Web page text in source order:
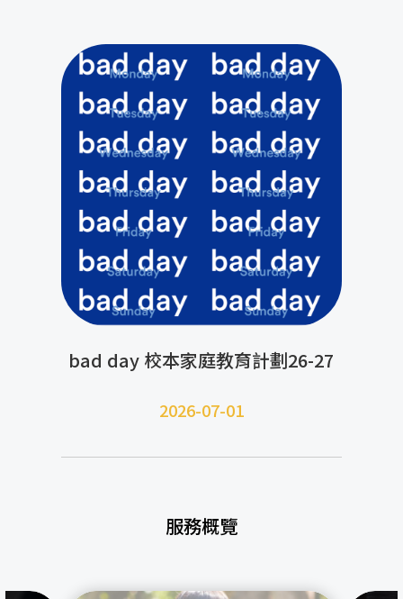
bad day 校本家庭教育計劃26-27
2026-07-01
服務概覽